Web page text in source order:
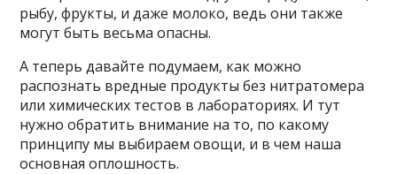
рыбу, фрукты, и даже молоко, ведь они также
могут быть весьма опасны.
А теперь давайте подумаем, как можно
распознать вредные продукты без нитратомера
или химических тестов в лабораториях. И тут
нужно обратить внимание на то, по какому
принципу мы выбираем овощи, и в чем наша
основная оплошность.